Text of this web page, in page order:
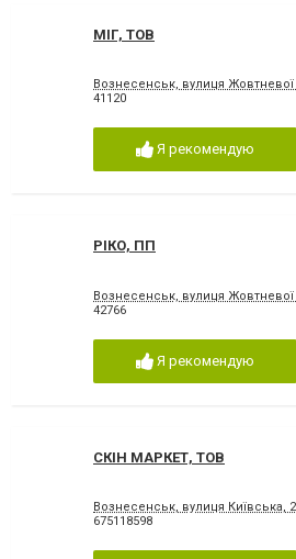
МІГ, ТОВ
Вознесенськ, вулиця Жовтневої
41120
Я рекомендую
РІКО, ПП
Вознесенськ, вулиця Жовтневої
42766
Я рекомендую
СКІН МАРКЕТ, ТОВ
Вознесенськ, вулиця Київська,
675118598